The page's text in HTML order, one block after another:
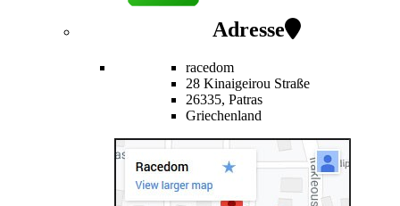
Adresse
racedom
28 Kinaigeirou Straße
26335, Patras
Griechenland